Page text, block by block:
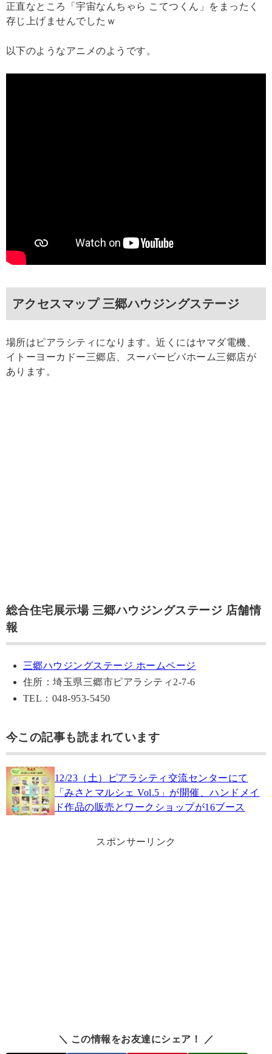
正直なところ「宇宙なんちゃら こてつくん」をまったく
存じ上げませんでしたｗ
以下のようなアニメのようです。
アクセスマップ 三郷ハウジングステージ
場所はピアラシティになります。近くにはヤマダ電機、
イトーヨーカドー三郷店、スーパービバホーム三郷店が
あります。
総合住宅展示場 三郷ハウジングステージ 店舗情
報
三郷ハウジングステージ ホームページ
住所：埼玉県三郷市ピアラシティ2-7-6
TEL：048-953-5450
今この記事も読まれています
12/23（土）ピアラシティ交流センターにて
「みさとマルシェ Vol.5」が開催、ハンドメイ
ド作品の販売とワークショップが16ブース
スポンサーリンク
＼ この情報をお友達にシェア！ ／